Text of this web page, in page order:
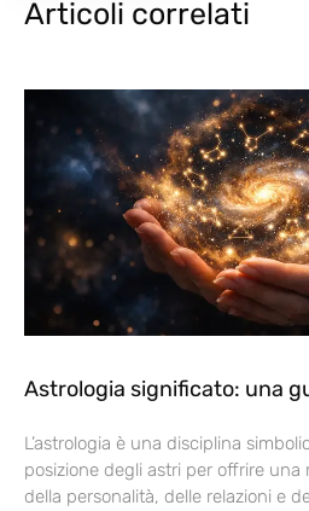
Articoli correlati
Astrologia significato: una
L’astrologia è una disciplina
posizione degli astri per offrire
della personalità, delle relazioni e